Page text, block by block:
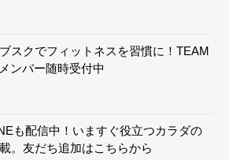
スクでフィットネスを習慣に！TEAM
ンバー随時受付中
も配信中！いますぐ役立つカラダの
。友だち追加はこちらから